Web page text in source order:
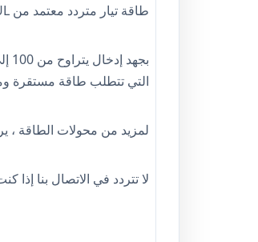
طاقة تيار متردد معتمد من UL ، مما يضمن أعلى مستوى من مراقبة الجودة.
التي تتطلب طاقة مستقرة
لمزيد من محولات الطاقة ،
لا تتردد في الاتصال بنا